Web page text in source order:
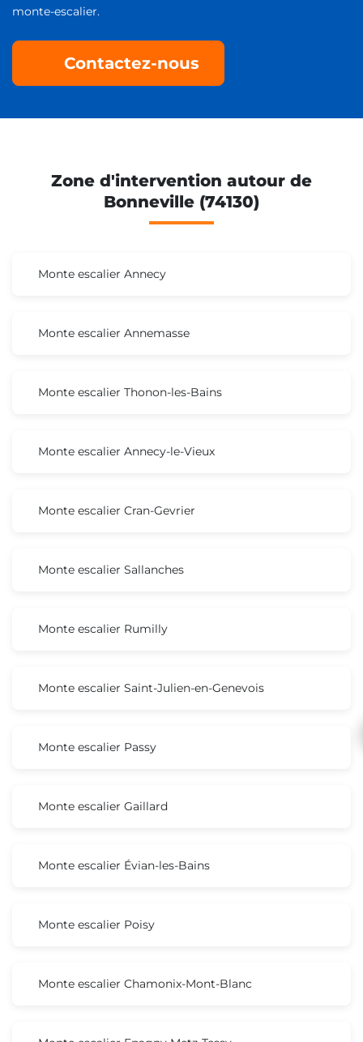
monte-escalier.
Contactez-nous
Zone d'intervention autour de
Bonneville (74130)
Monte escalier Annecy
Monte escalier Annemasse
Monte escalier Thonon-les-Bains
Monte escalier Annecy-le-Vieux
Monte escalier Cran-Gevrier
Monte escalier Sallanches
Monte escalier Rumilly
Monte escalier Saint-Julien-en-Genevois
Monte escalier Passy
Monte escalier Gaillard
Monte escalier Évian-les-Bains
Monte escalier Poisy
Monte escalier Chamonix-Mont-Blanc